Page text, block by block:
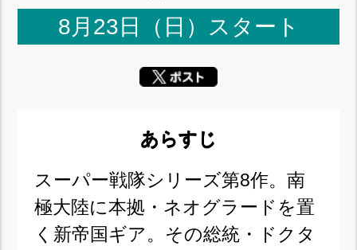
8月23日（日）スタート
あらすじ
スーパー戦隊シリーズ第8作。南
極大陸に本拠・ネオグラードを置
く新帝国ギア。その総統・ドクタ